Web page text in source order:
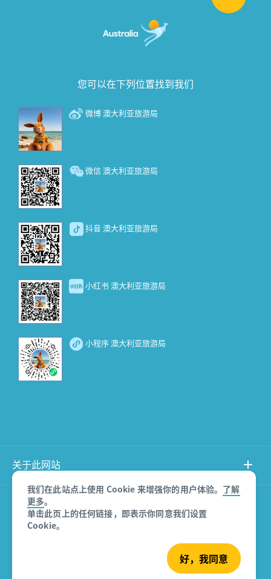
我们在此站点上使用 Cookie 来增强你的用户体验。 了解
更多。
单击此页上的任何链接，即表示你同意我们设置
Cookie。
好，我同意
您可以在下列位置找到我们
微博 澳大利亚旅游局
微信 澳大利亚旅游局
抖音 澳大利亚旅游局
小红书 澳大利亚旅游局
小程序 澳大利亚旅游局
关于此网站
产品免责声明
沪ICP备08007532号-3